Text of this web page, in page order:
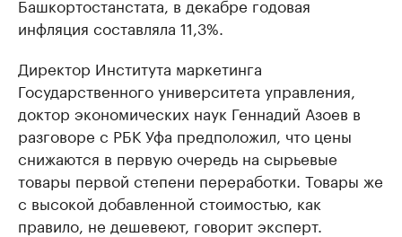
инфляция составляла 11,3%.
Директор Института маркетинга
Государственного университета управления,
доктор экономических наук Геннадий Азоев в
разговоре с РБК Уфа предположил, что цены
снижаются в первую очередь на сырьевые
товары первой степени переработки. Товары же
с высокой добавленной стоимостью, как
правило, не дешевеют, говорит эксперт.